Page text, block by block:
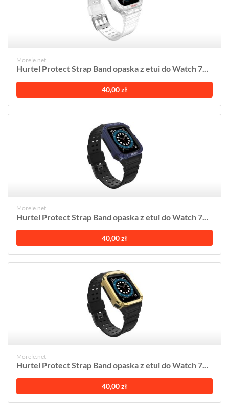
Morele.net
Hurtel Protect Strap Band opaska z etui do Watch 7...
40,00 zł
Morele.net
Hurtel Protect Strap Band opaska z etui do Watch 7...
40,00 zł
Morele.net
Hurtel Protect Strap Band opaska z etui do Watch 7...
40,00 zł